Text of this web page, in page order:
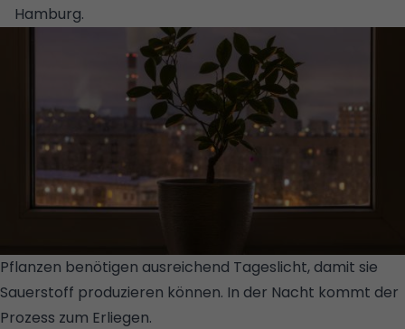
Hamburg.
Pflanzen benötigen ausreichend Tageslicht, damit sie
Sauerstoff produzieren können. In der Nacht kommt der
Prozess zum Erliegen.